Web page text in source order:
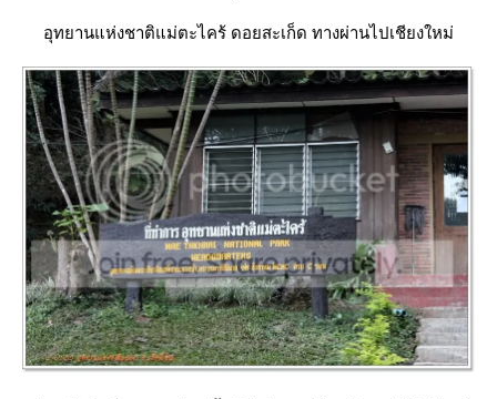
อุทยานแห่งชาติแม่ตะไคร้ ดอยสะเก็ด ทางผ่านไปเชียงใหม่